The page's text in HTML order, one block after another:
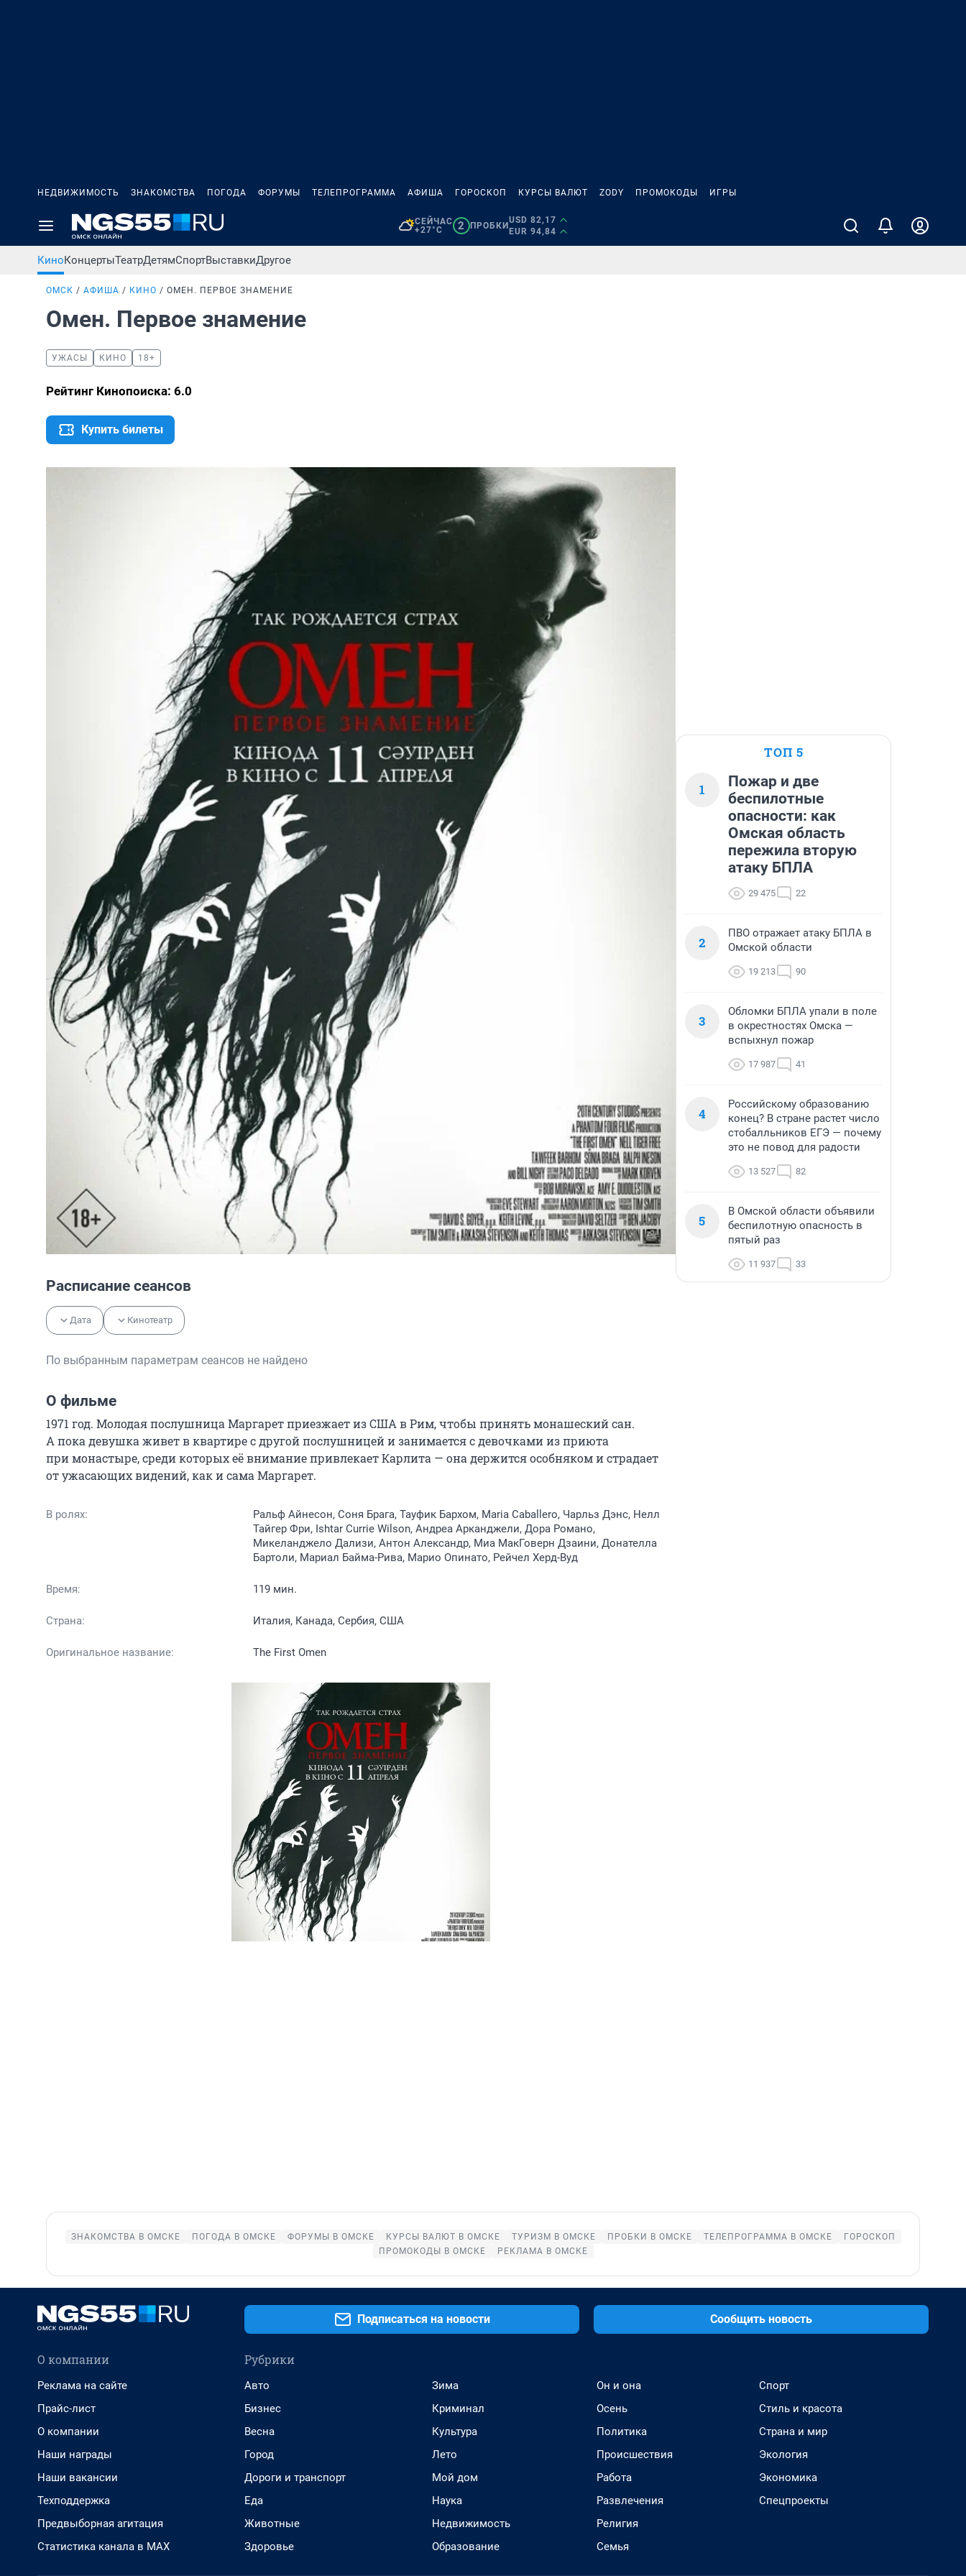
НЕДВИЖИМОСТЬ ЗНАКОМСТВА ПОГОДА ФОРУМЫ ТЕЛЕПРОГРАММА АФИША ГОРОСКОП КУРСЫ ВАЛЮТ ZODY ПРОМОКОДЫ ИГРЫ
СЕЙЧАС
+27°C
2 ПРОБКИ
USD 82,17
EUR 94,84
КиноКонцертыТеатрДетямСпортВыставкиДругое
ОМСК АФИША КИНО ОМЕН. ПЕРВОЕ ЗНАМЕНИЕ
Омен. Первое знамение
УЖАСЫ КИНО 18+
Рейтинг Кинопоиска: 6.0
Купить билеты
Расписание сеансов
Дата Кинотеатр
По выбранным параметрам сеансов не найдено
О фильме
1971 год. Молодая послушница Маргарет приезжает из США в Рим, чтобы принять монашеский сан.
А пока девушка живет в квартире с другой послушницей и занимается с девочками из приюта
при монастыре, среди которых её внимание привлекает Карлита — она держится особняком и страдает
от ужасающих видений, как и сама Маргарет.
В ролях:
Ральф Айнесон, Соня Брага, Тауфик Бархом, Maria Caballero, Чарльз Дэнс, Нелл
Тайгер Фри, Ishtar Currie Wilson, Андреа Арканджели, Дора Романо,
Микеланджело Дализи, Антон Александр, Миа МакГоверн Дзаини, Донателла
Бартоли, Мариал Байма-Рива, Марио Опинато, Рейчел Херд-Вуд
Время: 119 мин.
Страна: Италия, Канада, Сербия, США
Оригинальное название: The First Omen
ТОП 5
1
Пожар и две
беспилотные
опасности: как
Омская область
пережила вторую
атаку БПЛА
29 475 22
2
ПВО отражает атаку БПЛА в
Омской области
19 213 90
3
Обломки БПЛА упали в поле
в окрестностях Омска —
вспыхнул пожар
17 987 41
4
Российскому образованию
конец? В стране растет число
стобалльников ЕГЭ — почему
это не повод для радости
13 527 82
5
В Омской области объявили
беспилотную опасность в
пятый раз
11 937 33
ЗНАКОМСТВА В ОМСКЕ ПОГОДА В ОМСКЕ ФОРУМЫ В ОМСКЕ КУРСЫ ВАЛЮТ В ОМСКЕ ТУРИЗМ В ОМСКЕ ПРОБКИ В ОМСКЕ ТЕЛЕПРОГРАММА В ОМСКЕ
ГОРОСКОП
ПРОМОКОДЫ В ОМСКЕ
РЕКЛАМА В ОМСКЕ
Подписаться на новости Сообщить новость
О компании
Реклама на сайте
Прайс-лист
О компании
Наши награды
Наши вакансии
Техподдержка
Предвыборная агитация
Статистика канала в MAX
Рубрики
Авто
Бизнес
Весна
Город
Дороги и транспорт
Еда
Животные
Здоровье
Зима
Криминал
Культура
Лето
Мой дом
Наука
Недвижимость
Образование
Он и она
Осень
Политика
Происшествия
Работа
Развлечения
Религия
Семья
Спорт
Стиль и красота
Страна и мир
Экология
Экономика
Спецпроекты